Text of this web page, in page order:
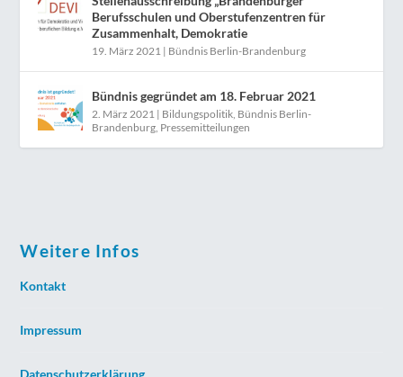
Berufsschulen und Oberstufenzentren für
Zusammenhalt, Demokratie
19. März 2021 | Bündnis Berlin-Brandenburg
Bündnis gegründet am 18. Februar 2021
2. März 2021 | Bildungspolitik Bündnis Berlin-
Brandenburg Pressemitteilungen
Weitere Infos
Kontakt
Impressum
Datenschutzerklärung